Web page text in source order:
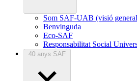
Som SAF-UAB (visió
Benvinguda
Eco-SAF
Responsabilitat Social
40 anys SAF